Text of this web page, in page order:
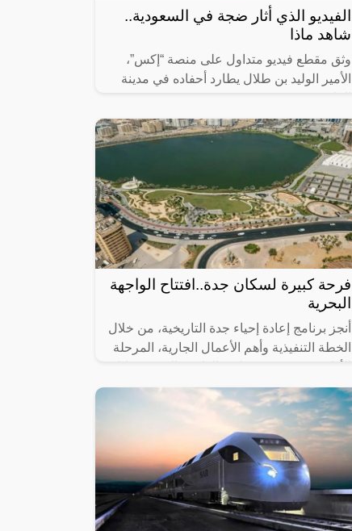
الفيديو الذي أثار ضجة في السعودية..
شاهد ماذا
وثق مقطع فيديو متداول على منصة “إكس”،
الأمير الوليد بن طلال يطارد أحفاده في مدينة
فرحة كبيرة لسكان جدة..افتتاح الواجهة
البحرية
أنجز برنامج إعادة إحياء جدة التاريخية، من خلال
الخطة التنفيذية وأهم الأعمال الجارية، المرحلة
عام 2023، التي تضمنت